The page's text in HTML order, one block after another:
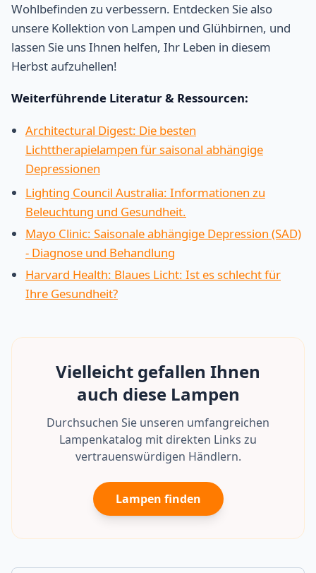
Wohlbefinden zu verbessern. Entdecken Sie also
unsere Kollektion von Lampen und Glühbirnen, und
lassen Sie uns Ihnen helfen, Ihr Leben in diesem
Herbst aufzuhellen!
Weiterführende Literatur & Ressourcen:
Architectural Digest: Die besten
Lichttherapielampen für saisonal abhängige
Depressionen
Lighting Council Australia: Informationen zu
Beleuchtung und Gesundheit.
Mayo Clinic: Saisonale abhängige Depression (SAD)
- Diagnose und Behandlung
Harvard Health: Blaues Licht: Ist es schlecht für
Ihre Gesundheit?
Vielleicht gefallen Ihnen
auch diese Lampen
Durchsuchen Sie unseren umfangreichen
Lampenkatalog mit direkten Links zu
vertrauenswürdigen Händlern.
Lampen finden